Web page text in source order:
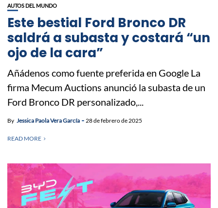
AUTOS DEL MUNDO
Este bestial Ford Bronco DR
saldrá a subasta y costará “un
ojo de la cara”
Añádenos como fuente preferida en Google La
firma Mecum Auctions anunció la subasta de un
Ford Bronco DR personalizado,...
By Jessica Paola Vera García 28 de febrero de 2025
READ MORE